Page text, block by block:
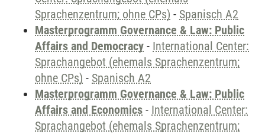
Sprachenzentrum; ohne CPs) - Spanisch A2
Masterprogramm Governance & Law: Public
Affairs and Democracy - International Center:
Sprachangebot (ehemals Sprachenzentrum;
ohne CPs) - Spanisch A2
Masterprogramm Governance & Law: Public
Affairs and Economics - International Center:
Sprachangebot (ehemals Sprachenzentrum;